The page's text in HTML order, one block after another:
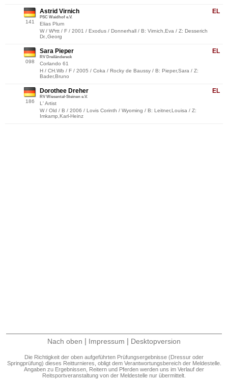
141
EL
Astrid Virnich
PSC Waidhof e.V.
Elias Plum
W / W³rtt / F / 2001 / Exodus / Donnerhall / B: Virnich,Eva / Z: Desserich
Dr.,Georg
098
EL
Sara Pieper
RV Dreiländereck
Corlando 61
H / CH.Wb / F / 2005 / Coka / Rocky de Baussy / B: Pieper,Sara / Z:
Bader,Bruno
186
EL
Dorothee Dreher
RV Wiesental-Steinen e.V.
L' Artist
W / Old / B / 2006 / Lovis Corinth / Wyoming / B: Leitner,Louisa / Z:
Imkamp,Karl-Heinz
Nach oben | Impressum | Desktopversion
Die Richtigkeit der oben aufgeführten Prüfungsergebnisse (Dressur oder
Springprüfung) dieses Reitturnieres, obligt dem Verantwortungsbereich der Meldestelle.
Angaben zu Ergebnissen, Reitern und Pferden werden uns im Verlauf der
Reitsportveranstaltung von der Meldestelle nur übermittelt.